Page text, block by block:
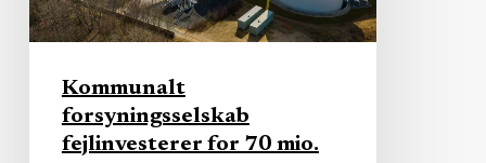
mio.
kr.
Kommunalt
forsyningsselskab
fejlinvesterer for 70 mio.